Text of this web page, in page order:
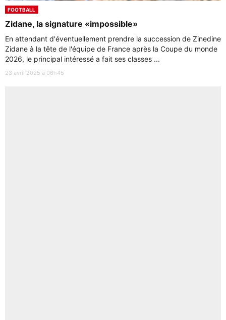
FOOTBALL
Zidane, la signature «impossible»
En attendant d'éventuellement prendre la succession de Zinedine
Zidane à la tête de l'équipe de France après la Coupe du monde
2026, le principal intéressé a fait ses classes ...
23 avril 2025 à 06h45